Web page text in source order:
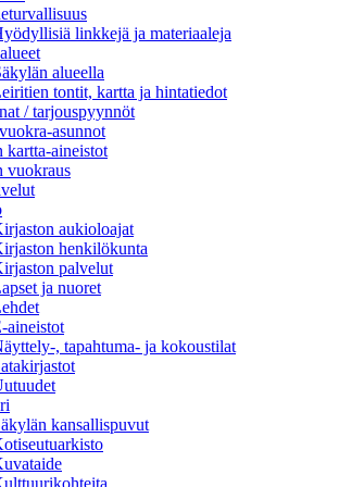
linkkejä ja materiaaleja
alueella
tontit, kartta ja hintatiedot
/ tarjouspyynnöt
asunnot
kartta-aineistot
vuokraus
aukioloajat
henkilökunta
palvelut
ja nuoret
aineistot
, tapahtuma- ja kokoustilat
kansallispuvut